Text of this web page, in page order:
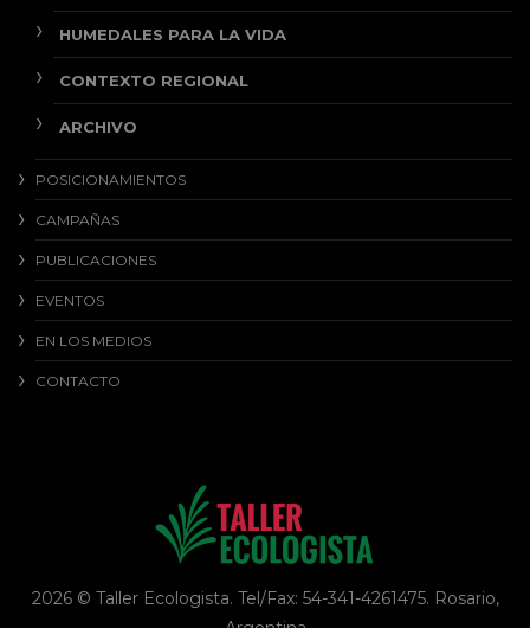
HUMEDALES PARA LA VIDA
CONTEXTO REGIONAL
ARCHIVO
POSICIONAMIENTOS
CAMPAÑAS
PUBLICACIONES
EVENTOS
EN LOS MEDIOS
CONTACTO
2026 © Taller Ecologista. Tel/Fax: 54-341-4261475. Rosario,